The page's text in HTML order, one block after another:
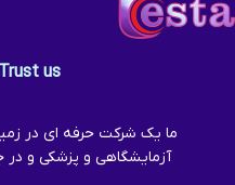
us
ما یک شرکت حرفه ای در
آزمایشگاهی و پزشکی و